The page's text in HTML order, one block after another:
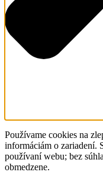
Používame cookies na
informáciám o zariadení.
používaní webu; bez
obmedzene.